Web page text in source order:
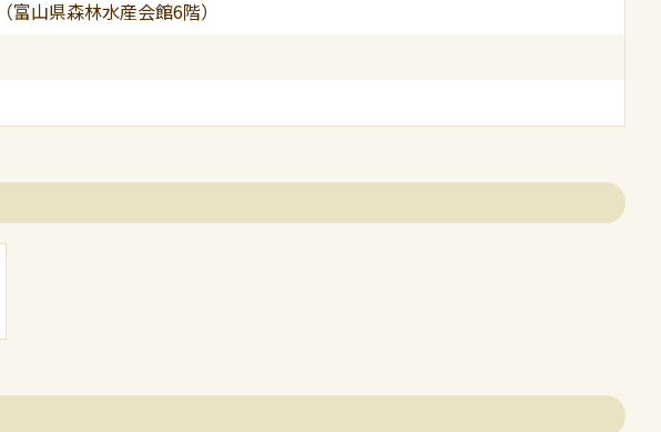
山県森林水産会館6階）